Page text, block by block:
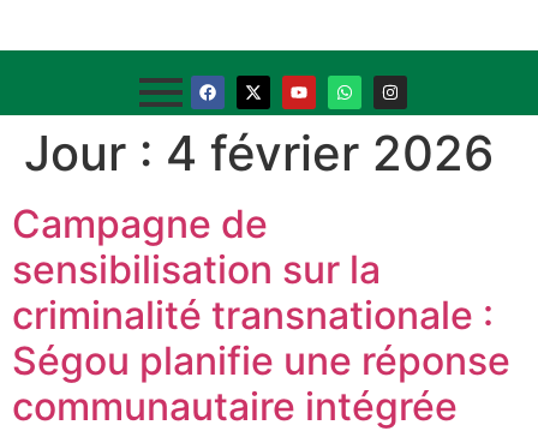
Jour : 4 février 2026
Campagne de
sensibilisation sur la
criminalité transnationale :
Ségou planifie une réponse
communautaire intégrée